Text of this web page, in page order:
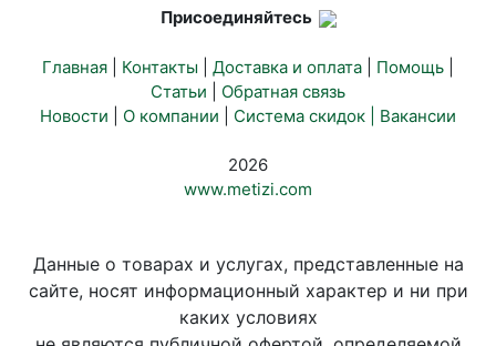
Присоединяйтесь
Главная Контакты Доставка и оплата Помощь
Статьи
Обратная связь
Новости
О компании Система скидок | Вакансии
2026
www.metizi.com
Данные о товарах и услугах, представленные на
сайте, носят информационный характер и ни при
каких условиях